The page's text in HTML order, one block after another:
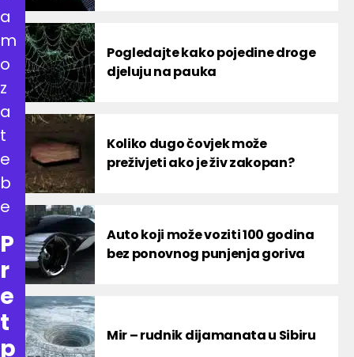
Pogledajte kako pojedine droge
djeluju na pauka
Koliko dugo čovjek može
preživjeti ako je živ zakopan?
Auto koji može voziti 100 godina
bez ponovnog punjenja goriva
Mir – rudnik dijamanata u Sibiru
a
m
o
z
a
t
e
b
e
P
r
e
t
p